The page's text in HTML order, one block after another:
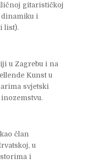
gitarističkoj
dinamiku i
list).
u Zagrebu i na
Kunst u
svjetski
član
u
i